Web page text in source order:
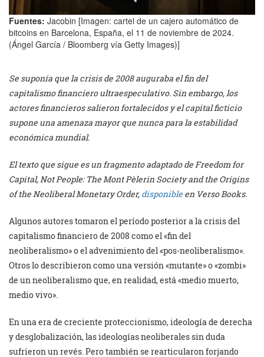
Fuentes: Jacobin [Imagen: cartel de un cajero automático de
bitcoins en Barcelona, España, el 11 de noviembre de 2024.
(Ángel García / Bloomberg vía Getty Images)]
Se suponía que la crisis de 2008 auguraba el fin del
capitalismo financiero ultraespeculativo. Sin embargo, los
actores financieros salieron fortalecidos y el capital ficticio
supone una amenaza mayor que nunca para la estabilidad
económica mundial.
El texto que sigue es un fragmento adaptado de Freedom for
Capital, Not People: The Mont Pèlerin Society and the Origins
of the Neoliberal Monetary Order, disponible en Verso Books.
Algunos autores tomaron el período posterior a la crisis del
capitalismo financiero de 2008 como el «fin del
neoliberalismo» o el advenimiento del «pos-neoliberalismo».
Otros lo describieron como una versión «mutante» o «zombi»
de un neoliberalismo que, en realidad, está «medio muerto,
medio vivo».
En una era de creciente proteccionismo, ideología de derecha
y desglobalización, las ideologías neoliberales sin duda
sufrieron un revés. Pero también se rearticularon forjando